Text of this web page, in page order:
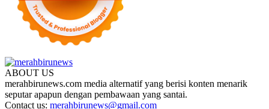
ABOUT US
merahbirunews.com media alternatif yang berisi konten menarik
seputar apapun dengan pembawaan yang santai.
Contact us: merahbirunews@gmail.com